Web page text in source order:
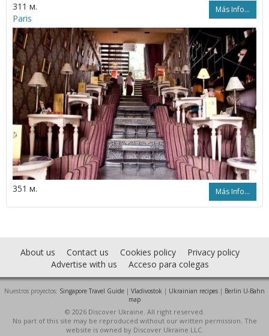
311 м. Más Info...
Paris
351 м. Más Info...
About us Contact us Cookies policy
Privacy policy
Advertise with us
Acceso para colegas
Nuestros proyectos: Singapore Travel Guide | Vladivostok | Ukrainian recipes | Berlin U-Bahn
map
© 2026 Discover Ukraine. All right reserved.
No part of this site may be reproduced without our written permission. The
website is owned by Discover Ukraine LLC.